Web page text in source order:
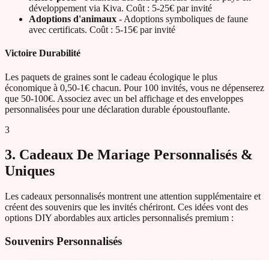
développement via Kiva. Coût : 5-25€ par invité
Adoptions d'animaux - Adoptions symboliques de faune
avec certificats. Coût : 5-15€ par invité
Victoire Durabilité
Les paquets de graines sont le cadeau écologique le plus
économique à 0,50-1€ chacun. Pour 100 invités, vous ne dépenserez
que 50-100€. Associez avec un bel affichage et des enveloppes
personnalisées pour une déclaration durable époustouflante.
3
3. Cadeaux De Mariage Personnalisés &
Uniques
Les cadeaux personnalisés montrent une attention supplémentaire et
créent des souvenirs que les invités chériront. Ces idées vont des
options DIY abordables aux articles personnalisés premium :
Souvenirs Personnalisés